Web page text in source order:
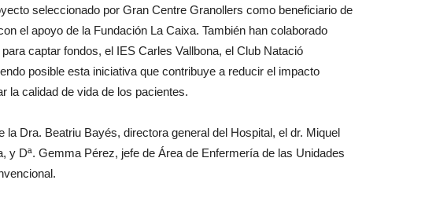
seleccionado por Gran Centre Granollers como beneficiario de
el apoyo de la Fundación La Caixa. También han colaborado
captar fondos, el IES Carles Vallbona, el Club Natació
posible esta iniciativa que contribuye a reducir el impacto
la calidad de vida de los pacientes.
la Dra. Beatriu Bayés, directora general del Hospital, el dr. Miquel
y Dª. Gemma Pérez, jefe de Área de Enfermería de las Unidades